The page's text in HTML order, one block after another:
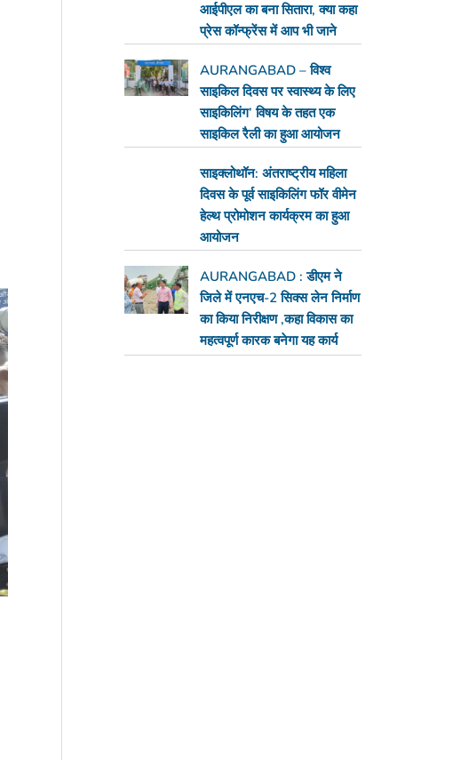
आईपीएल का बना सितारा, क्या कहा
प्रेस कॉन्फ्रेंस में आप भी जाने
AURANGABAD – विश्व
साइकिल दिवस पर स्वास्थ्य के लिए
साइकिलिंग’ विषय के तहत एक
साइकिल रैली का हुआ आयोजन
साइक्लोथॉन: अंतराष्ट्रीय महिला
दिवस के पूर्व साइकिलिंग फॉर वीमेन
हेल्थ प्रोमोशन कार्यक्रम का हुआ
आयोजन
AURANGABAD : डीएम ने
जिले में एनएच-2 सिक्स लेन निर्माण
का किया निरीक्षण ,कहा विकास का
महत्वपूर्ण कारक बनेगा यह कार्य